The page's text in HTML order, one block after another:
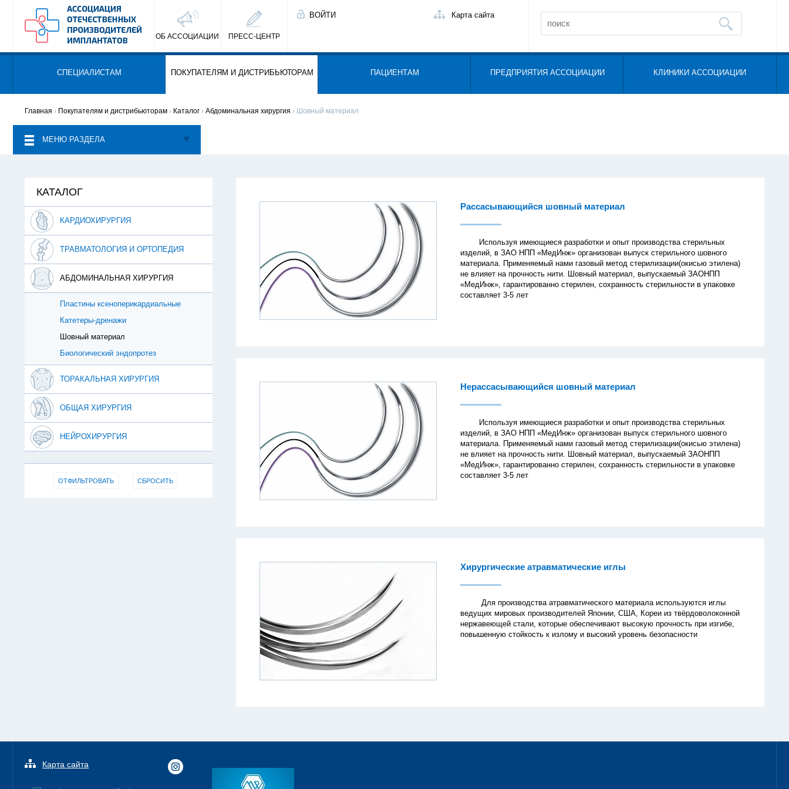
ОБ АССОЦИАЦИИ ПРЕСС-ЦЕНТР
ВОЙТИ Карта сайта
СПЕЦИАЛИСТАМ ПОКУПАТЕЛЯМ И ДИСТРИБЬЮТОРАМ ПАЦИЕНТАМ ПРЕДПРИЯТИЯ АССОЦИАЦИИ КЛИНИКИ АССОЦИАЦИИ
Главная › Покупателям и дистрибьюторам › Каталог › Абдоминальная хирургия › Шовный материал
МЕНЮ РАЗДЕЛА
КАТАЛОГ
КАРДИОХИРУРГИЯ
ТРАВМАТОЛОГИЯ И ОРТОПЕДИЯ
АБДОМИНАЛЬНАЯ ХИРУРГИЯ
Пластины ксеноперикардиальные
Катетеры-дренажи
Шовный материал
Биологический эндопротез
ТОРАКАЛЬНАЯ ХИРУРГИЯ
ОБЩАЯ ХИРУРГИЯ
НЕЙРОХИРУРГИЯ
ОТФИЛЬТРОВАТЬ СБРОСИТЬ
Рассасывающийся шовный материал
Используя имеющиеся разработки и опыт производства стерильных
изделий, в ЗАО НПП «МедИнж» организован выпуск стерильного шовного
материала. Применяемый нами газовый метод стерилизации(окисью этилена)
не влияет на прочность нити. Шовный материал, выпускаемый ЗАОНПП
«МедИнж», гарантированно стерилен, сохранность стерильности в упаковке
составляет 3-5 лет
Нерассасывающийся шовный материал
Используя имеющиеся разработки и опыт производства стерильных
изделий, в ЗАО НПП «МедИнж» организован выпуск стерильного шовного
материала. Применяемый нами газовый метод стерилизации(окисью этилена)
не влияет на прочность нити. Шовный материал, выпускаемый ЗАОНПП
«МедИнж», гарантированно стерилен, сохранность стерильности в упаковке
составляет 3-5 лет
Хирургические атравматические иглы
Для производства атравматического материала используются иглы
ведущих мировых производителей Японии, США, Кореи из твёрдоволоконной
нержавеющей стали, которые обеспечивают высокую прочность при изгибе,
повышенную стойкость к излому и высокий уровень безопасности
Карта сайта